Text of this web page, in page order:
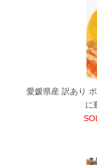
愛媛県産 訳あり
に